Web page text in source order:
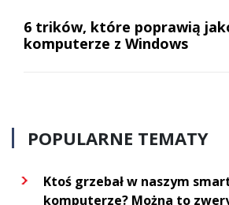
6 trików, które poprawią
komputerze z Windows
POPULARNE TEMATY
Ktoś grzebał w naszym
komputerze? Można to